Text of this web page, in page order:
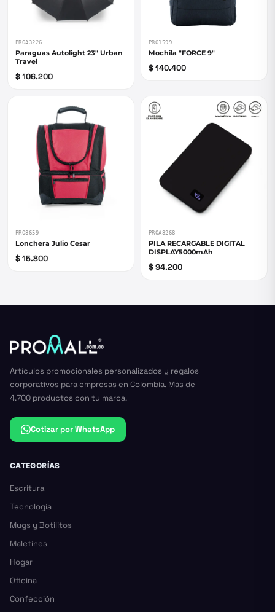
PROA3226
Paraguas Autolight 23" Urban
Travel
$ 106.200
PRO1599
Mochila "FORCE 9"
$ 140.400
PRO8659
Lonchera Julio Cesar
$ 15.800
PROA3268
PILA RECARGABLE DIGITAL
DISPLAY5000mAh
$ 94.200
Artículos promocionales personalizados y regalos
corporativos para empresas en Colombia. Más de
4.700 productos con tu marca.
Cotizar por WhatsApp
CATEGORÍAS
Escritura
Tecnología
Mugs y Botilitos
Maletines
Hogar
Oficina
Confección